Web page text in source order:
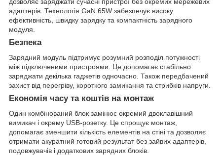
адаптерів. Технологія GaN 65W забезпечує високу
ефективність, швидку зарядку та компактність зарядного
модуля.
Безпека
Зарядний модуль підтримує розумний розподіл потужності
між підключеними пристроями. Це допомагає стабільно
заряджати декілька гаджетів одночасно. Також передбачений
захист від перегріву, короткого замикання та стрибків напруги.
Економія часу та коштів на монтаж
Один комбінований блок замінює окремий двоклавішний
вимикач і окрему USB-розетку. Це спрощує монтаж,
допомагає зменшити кількість елементів на стіні та дозволяє
отримати акуратний готовий результат без зайвих адаптерів,
подовжувачів і додаткових зарядних блоків.